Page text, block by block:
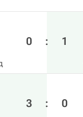
0 : 1
3 : 0